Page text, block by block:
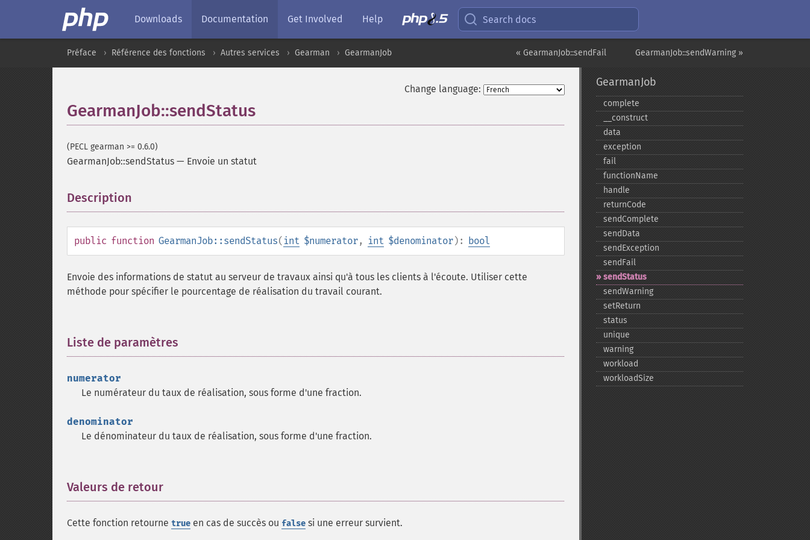
Downloads Documentation Get Involved Help Search docs
GearmanJob::sendWarning »
« GearmanJob::sendFail
Préface Référence des fonctions Autres services Gearman GearmanJob
Change language:
GearmanJob::sendStatus
(PECL gearman >= 0.6.0)
GearmanJob::sendStatus — Envoie un statut
Description
public function GearmanJob::sendStatus( int $numerator, int $denominator): bool
Envoie des informations de statut au serveur de travaux ainsi qu'à tous les clients à l'écoute. Utiliser cette
méthode pour spécifier le pourcentage de réalisation du travail courant.
Liste de paramètres
numerator
Le numérateur du taux de réalisation, sous forme d'une fraction.
denominator
Le dénominateur du taux de réalisation, sous forme d'une fraction.
Valeurs de retour
Cette fonction retourne true en cas de succès ou false si une erreur survient.
GearmanJob
complete
_​_​construct
data
exception
fail
functionName
handle
returnCode
sendComplete
sendData
sendException
sendFail
sendStatus
sendWarning
setReturn
status
unique
warning
workload
workloadSize